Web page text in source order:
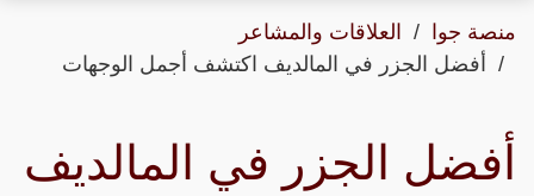
منصة جوا
العلاقات والمشاعر
أفضل الجزر في المالديف اكتشف أجمل الوجهات
أفضل الجزر في المالديف